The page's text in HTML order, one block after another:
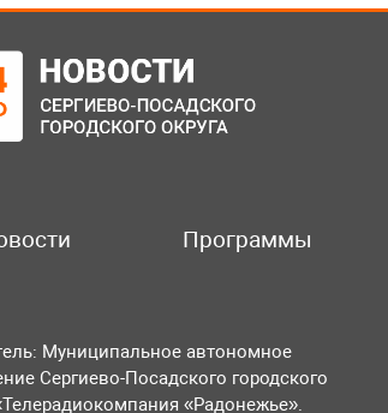
Программы
Муниципальное автономное
Сергиево-Посадского городского
«Радонежье».